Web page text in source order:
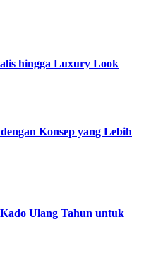
hingga Luxury Look
Konsep yang Lebih
Ulang Tahun untuk